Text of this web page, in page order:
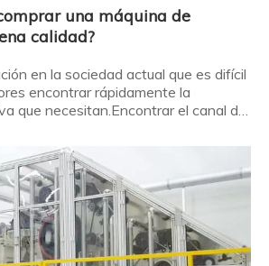
una máquina de
calidad?
en la sociedad actual que es difícil
encontrar rápidamente la
que necesitan.Encontrar el canal de
esfuerzo.Entonces, ¿dónde
comprar máquinas spunlace de